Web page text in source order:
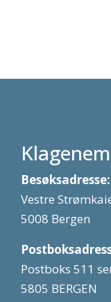
Besøksadresse:
Vestre
5008 Bergen
Postboks 511
5805 BERGEN